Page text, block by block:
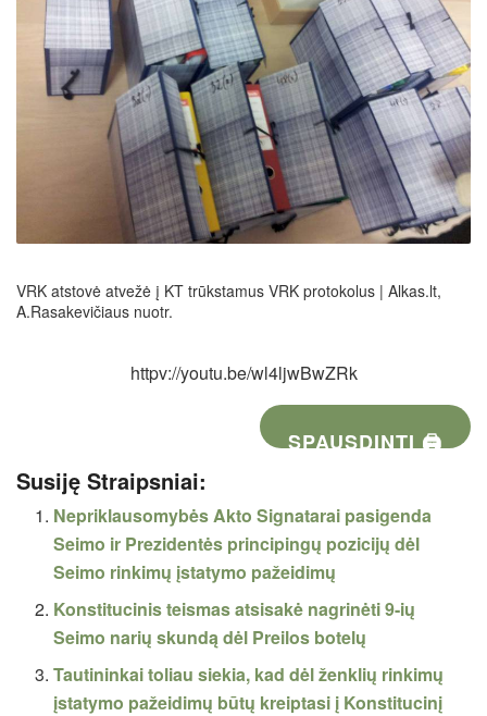
VRK atstovė atvežė į KT trūkstamus VRK protokolus | Alkas.lt,
A.Rasakevičiaus nuotr.
httpv://youtu.be/wl4ljwBwZRk
SPAUSDINTI 🖨
Susiję Straipsniai:
Nepriklausomybės Akto Signatarai pasigenda
Seimo ir Prezidentės principingų pozicijų dėl
Seimo rinkimų įstatymo pažeidimų
Konstitucinis teismas atsisakė nagrinėti 9-ių
Seimo narių skundą dėl Preilos botelų
Tautininkai toliau siekia, kad dėl ženklių rinkimų
įstatymo pažeidimų būtų kreiptasi į Konstitucinį